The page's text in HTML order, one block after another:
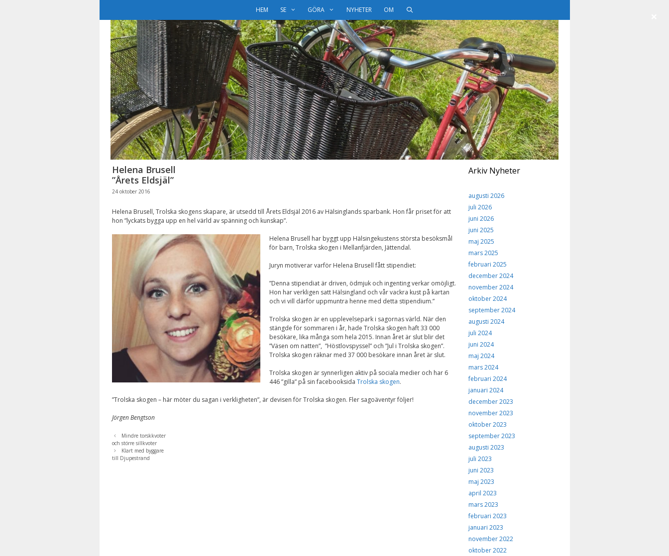
HEM SE GÖRA NYHETER OM
Helena Brusell
”Årets Eldsjäl”
24 oktober 2016
Helena Brusell, Trolska skogens skapare, är utsedd till Årets Eldsjäl 2016 av Hälsinglands sparbank. Hon får priset för att
hon ”lyckats bygga upp en hel värld av spänning och kunskap”.
Helena Brusell har byggt upp Hälsingekustens största besöksmål
för barn, Trolska skogen i Mellanfjärden, Jättendal.
Juryn motiverar varför Helena Brusell fått stipendiet:
”Denna stipendiat är driven, ödmjuk och ingenting verkar omöjligt.
Hon har verkligen satt Hälsingland och vår vackra kust på kartan
och vi vill därför uppmuntra henne med detta stipendium.”
Trolska skogen är en upplevelsepark i sagornas värld. När den
stängde för sommaren i år, hade Trolska skogen haft 33 000
besökare, lika många som hela 2015. Innan året är slut blir det
”Väsen om natten”, ”Höstlovspyssel” och ”Jul i Trolska skogen”.
Trolska skogen räknar med 37 000 besökare innan året är slut.
Trolska skogen är synnerligen aktiv på sociala medier och har 6
446 ”gilla” på sin facebooksida Trolska skogen.
”Trolska skogen – här möter du sagan i verkligheten”, är devisen för Trolska skogen. Fler sagoäventyr följer!
Jörgen Bengtson
Mindre torskkvoter
och större sillkvoter
Klart med byggare
till Djupestrand
Arkiv Nyheter
augusti 2026
juli 2026
juni 2026
juni 2025
maj 2025
mars 2025
februari 2025
december 2024
november 2024
oktober 2024
september 2024
augusti 2024
juli 2024
juni 2024
maj 2024
mars 2024
februari 2024
januari 2024
december 2023
november 2023
oktober 2023
september 2023
augusti 2023
juli 2023
juni 2023
maj 2023
april 2023
mars 2023
februari 2023
januari 2023
november 2022
oktober 2022
Dessa kakor går
inte att välja
för att
huvud taget
ska fungera.
Statistik
För att vi ska
kunna
förbättra
hemsidans
och
uppbyggnad,
hur
hemsidan